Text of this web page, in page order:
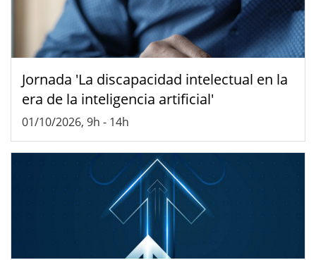
Jornada 'La discapacidad intelectual en la
era de la inteligencia artificial'
01/10/2026, 9h - 14h